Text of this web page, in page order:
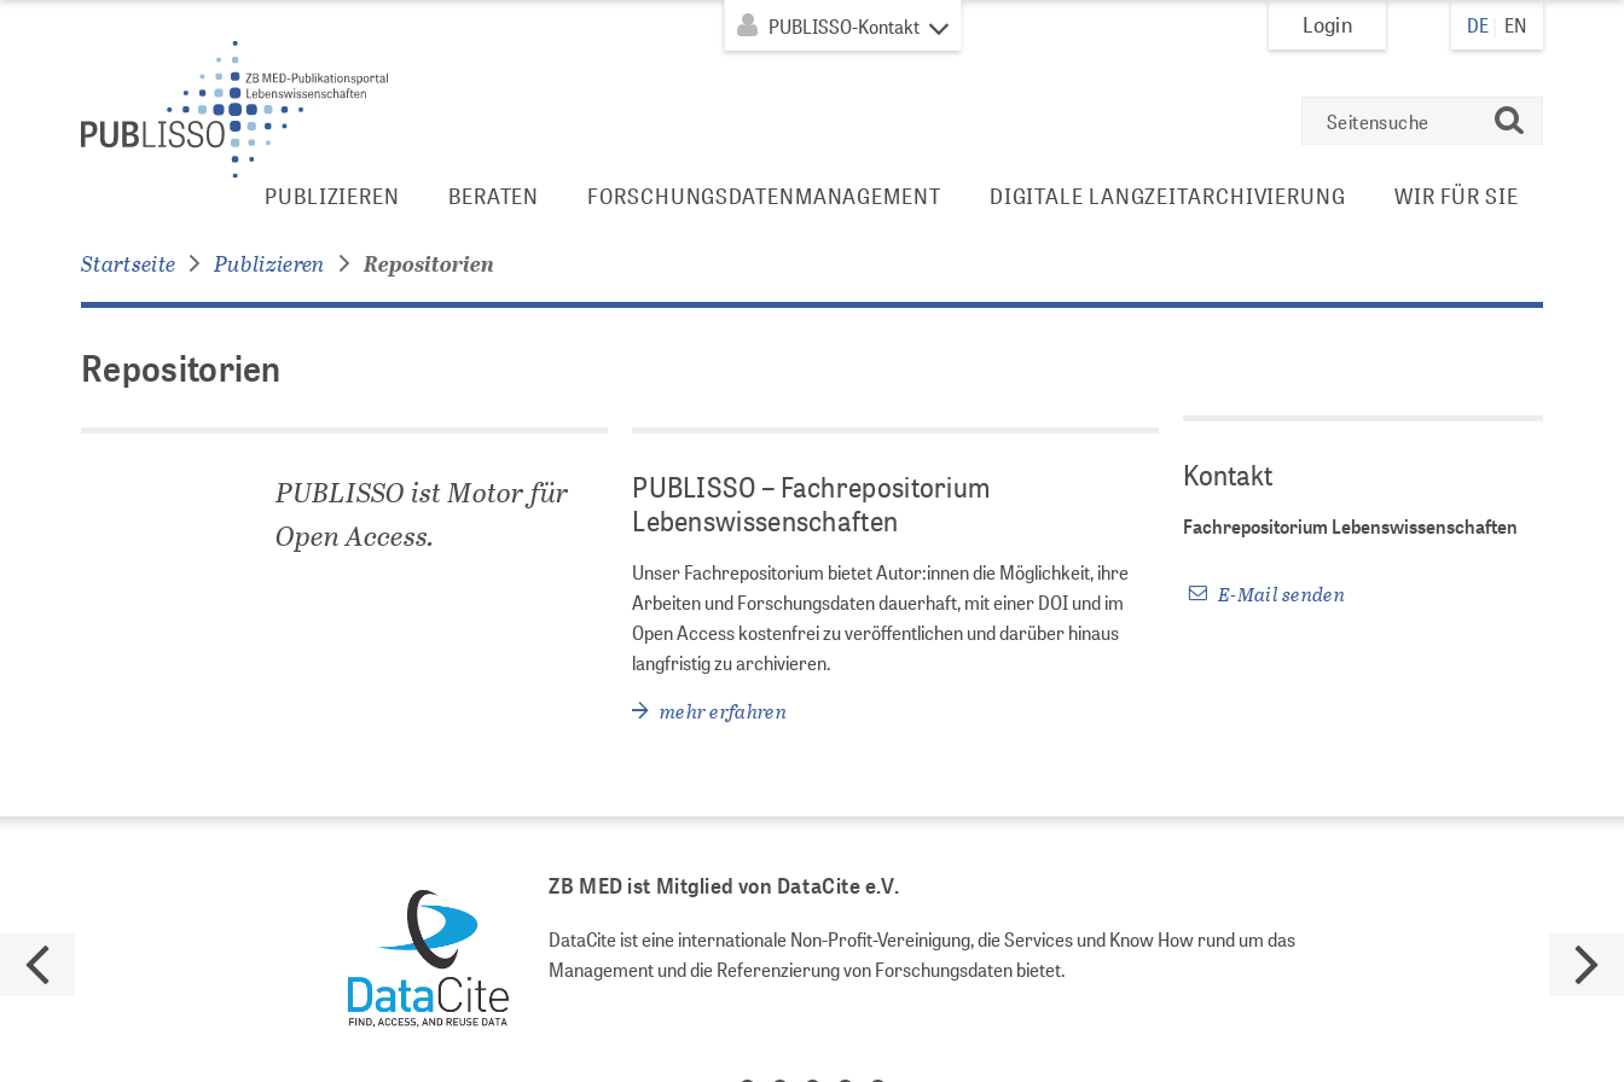
Seitennavigation
springen
springen
Login DE EN
suchen
PUBLIZIEREN BERATEN FORSCHUNGSDATENMANAGEMENT DIGITALE LANGZEITARCHIVIERUNG WIR FÜR SIE
Startseite Publizieren Repositorien
Repositorien
PUBLISSO ist Motor für
Open Access.
PUBLISSO – Fachrepositorium
Lebenswissenschaften
Unser Fachrepositorium bietet Autor:innen die Möglichkeit, ihre
Arbeiten und Forschungsdaten dauerhaft, mit einer DOI und im
Open Access kostenfrei zu veröffentlichen und darüber hinaus
langfristig zu archivieren.
mehr erfahren
Kontakt
Fachrepositorium Lebenswissenschaften
E-Mail senden
ZB MED ist Mitglied von DataCite e.V.
DataCite ist eine internationale Non-Profit-Vereinigung, die Services und Know How rund um das
Management und die Referenzierung von Forschungsdaten bietet.
PUBLISSO-Kontakt